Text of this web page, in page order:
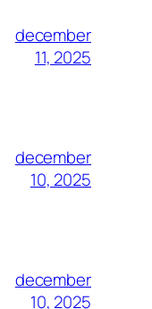
december
11, 2025
december
10, 2025
december
10, 2025